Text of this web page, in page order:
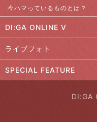
今ハマっているものとは？
DI:GA ONLINE V
ライブフォト
SPECIAL FEATURE
DI:GA